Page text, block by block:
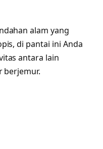
alam yang
di pantai ini Anda
antara lain
berjemur.